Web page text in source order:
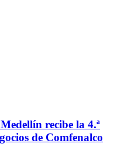
recibe la 4.ª
de Comfenalco